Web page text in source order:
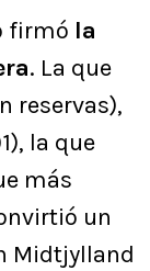
firmó la
. La que
reservas),
la que
más
un
Midtjylland